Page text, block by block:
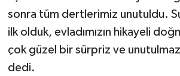
sonra tüm dertlerimiz unutuldu.
ilk olduk, evladımızın hikayeli
çok güzel bir sürpriz ve
dedi.